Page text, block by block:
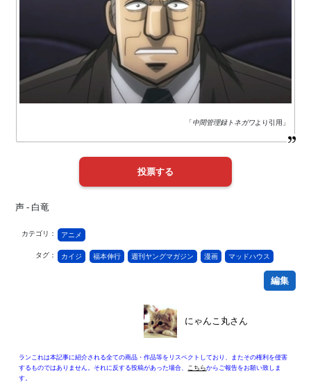
「中間管理録トネガワより引用」
声 - 白竜
カテゴリ： アニメ
タグ： カイジ 福本伸行 週刊ヤングマガジン 漫画 マッドハウス
編集
にゃんこ丸さん
ランこれは本記事に紹介される全ての商品・作品等をリスペクトしており、またその権利を侵害
するものではありません。それに反する投稿があった場合、
こちらからご報告をお願い致しま
す。